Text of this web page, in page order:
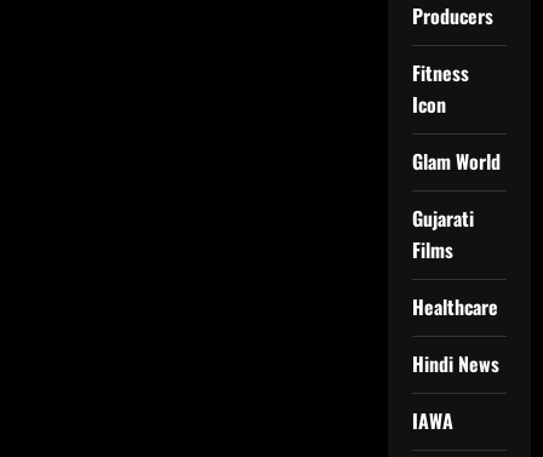
Producers
Fitness
Icon
Glam World
Gujarati
Films
Healthcare
Hindi News
IAWA